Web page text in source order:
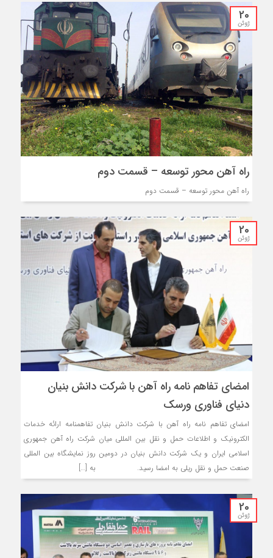
20
ژوئن
راه آهن محور توسعه – قسمت دوم
راه آهن محور توسعه – قسمت دوم
20
ژوئن
امضای تفاهم نامه راه آهن با شرکت دانش بنیان
دنیای فناوری ورسک
امضای تفاهم نامه راه آهن با شرکت دانش بنیان تفاهمنامه ارائه خدمات
الکترونیک و اطلاعات حمل و نقل بین المللی میان شرکت راه آهن جمهوری
اسلامی ایران و یک شرکت دانش بنیان در دومین روز نمایشگاه بین المللی
صنعت حمل و نقل ریلی به امضا رسید. به […]
20
ژوئن